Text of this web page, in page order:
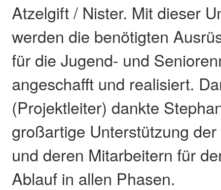
Atzelgift / Nister. Mit dieser
werden die benötigten
für die Jugend- und
angeschafft und realisiert.
(Projektleiter) dankte
großartige Unterstützung
und deren Mitarbeitern für
Ablauf in allen Phasen.